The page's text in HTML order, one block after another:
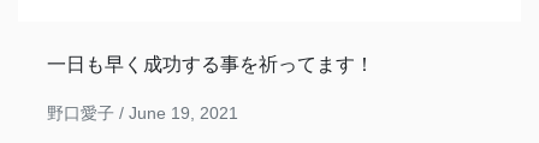
一日も早く成功する事を祈ってます！
野口愛子 / June 19, 2021